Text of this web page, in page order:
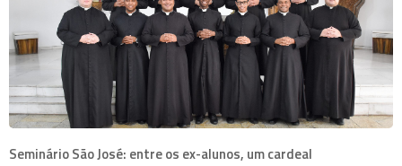
Seminário São José: entre os ex-alunos, um cardeal